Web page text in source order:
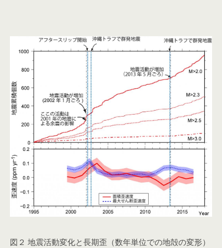
図２ 地震活動変化と長期歪（数年単位での地殻の変形）